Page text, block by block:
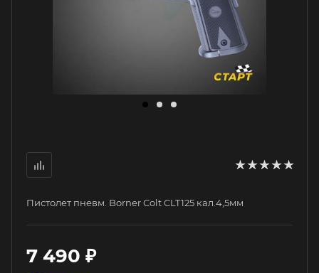
Пистолет пневм. Borner Colt CLT125 кал.4,5мм
7 490 ₽